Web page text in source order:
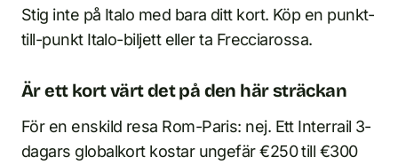
Stig inte på Italo med bara ditt kort. Köp en punkt-
till-punkt Italo-biljett eller ta Frecciarossa.
Är ett kort värt det på den här sträckan
För en enskild resa Rom-Paris: nej. Ett Interrail 3-
dagars globalkort kostar ungefär €250 till €300